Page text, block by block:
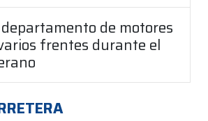
de motores
frentes durante el